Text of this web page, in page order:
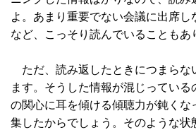
よ。あまり重要でない会議に出席し
など、こっそり読んでいることもあ
ただ、読み返したときにつまらな
ます。そうした情報が混じっている
の関心に耳を傾ける傾聴力が鈍くな
集したからでしょう。そのような状